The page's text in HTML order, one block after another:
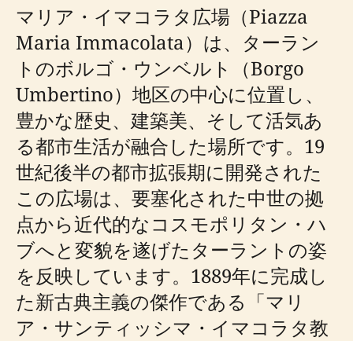
マリア・イマコラタ広場（Piazza
Maria Immacolata）は、ターラン
トのボルゴ・ウンベルト（Borgo
Umbertino）地区の中心に位置し、
豊かな歴史、建築美、そして活気あ
る都市生活が融合した場所です。19
世紀後半の都市拡張期に開発された
この広場は、要塞化された中世の拠
点から近代的なコスモポリタン・ハ
ブへと変貌を遂げたターラントの姿
を反映しています。1889年に完成し
た新古典主義の傑作である「マリ
ア・サンティッシマ・イマコラタ教